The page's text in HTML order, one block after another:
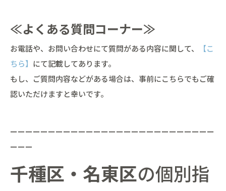
≪よくある質問コーナー≫
お電話や、お問い合わせにて質問がある内容に関して、
【こ
ちら】 にて記載してあります。
もし、ご質問内容などがある場合は、事前にこちらでもご確
認いただけますと幸いです。
ーーーーーーーーーーーーーーーーーーーーーーーーーーー
ーーー
千種区・名東区の個別指